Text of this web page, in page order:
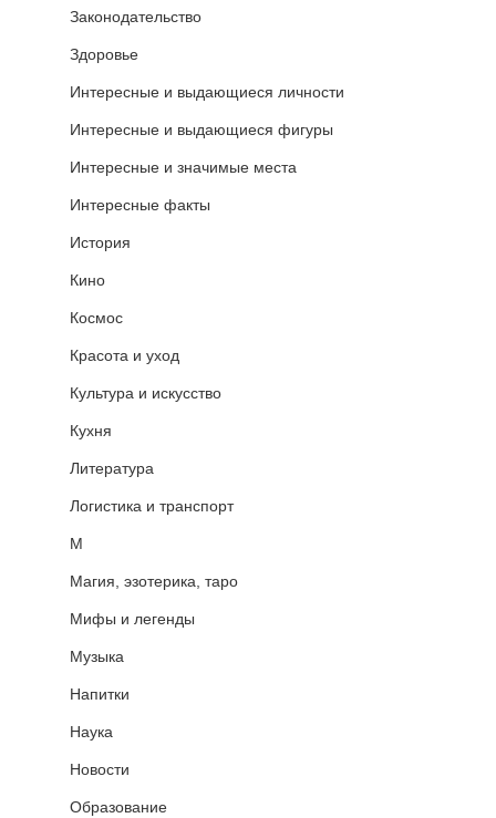
Законодательство
Здоровье
Интересные и выдающиеся личности
Интересные и выдающиеся фигуры
Интересные и значимые места
Интересные факты
История
Кино
Космос
Красота и уход
Культура и искусство
Кухня
Литература
Логистика и транспорт
М
Магия, эзотерика, таро
Мифы и легенды
Музыка
Напитки
Наука
Новости
Образование